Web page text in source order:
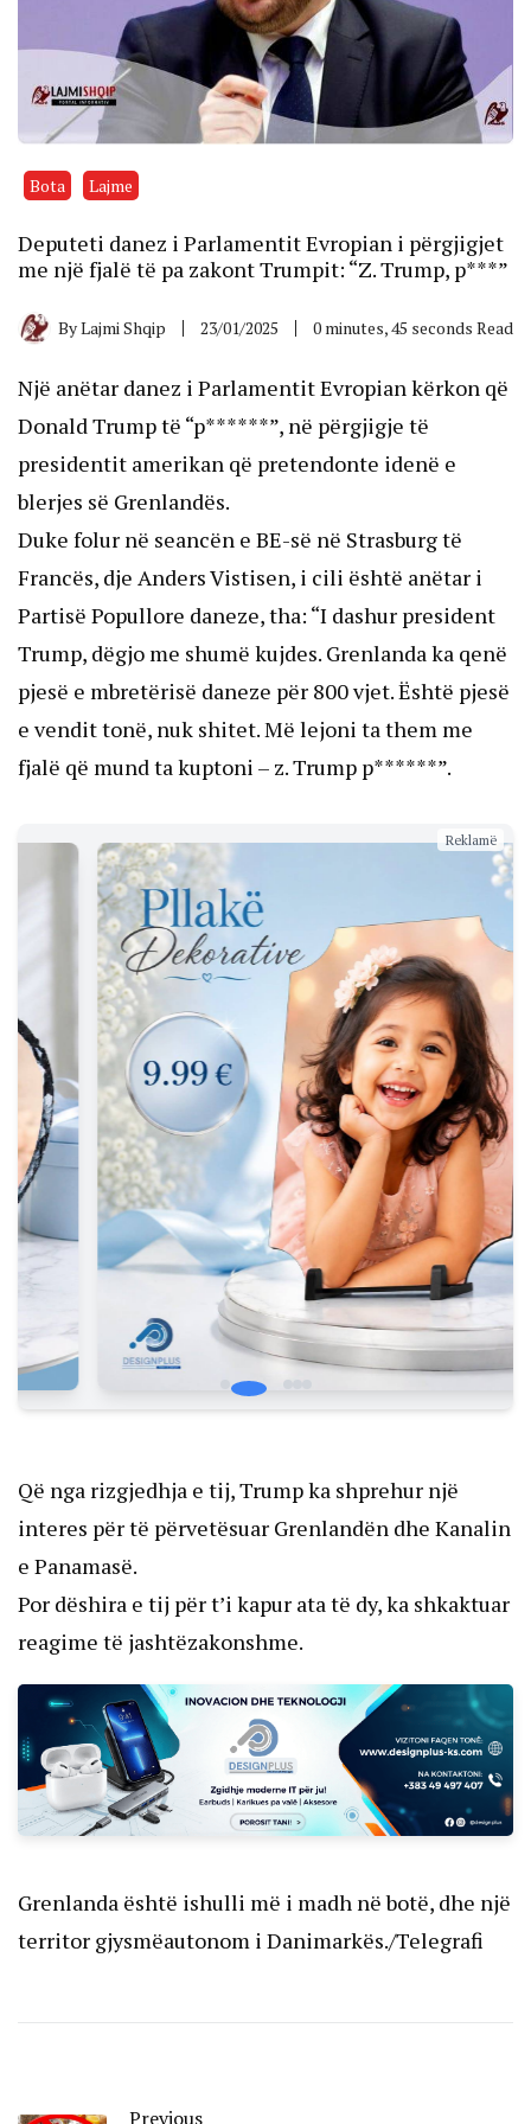
Bota Lajme
Deputeti danez i Parlamentit Evropian i përgjigjet
me një fjalë të pa zakont Trumpit: “Z. Trump, p***”
ByLajmi Shqip 23/01/2025 0 minutes, 45 seconds Read
Një anëtar danez i Parlamentit Evropian kërkon që
Donald Trump të “p******”, në përgjigje të
presidentit amerikan që pretendonte idenë e
blerjes së Grenlandës.
Duke folur në seancën e BE-së në Strasburg të
Francës, dje Anders Vistisen, i cili është anëtar i
Partisë Popullore daneze, tha: “I dashur president
Trump, dëgjo me shumë kujdes. Grenlanda ka qenë
pjesë e mbretërisë daneze për 800 vjet. Është pjesë
e vendit tonë, nuk shitet. Më lejoni ta them me
fjalë që mund ta kuptoni – z. Trump p******”.
Reklamë
Që nga rizgjedhja e tij, Trump ka shprehur një
interes për të përvetësuar Grenlandën dhe Kanalin
e Panamasë.
Por dëshira e tij për t’i kapur ata të dy, ka shkaktuar
reagime të jashtëzakonshme.
Grenlanda është ishulli më i madh në botë, dhe një
territor gjysmëautonom i Danimarkës./Telegrafi
Previous